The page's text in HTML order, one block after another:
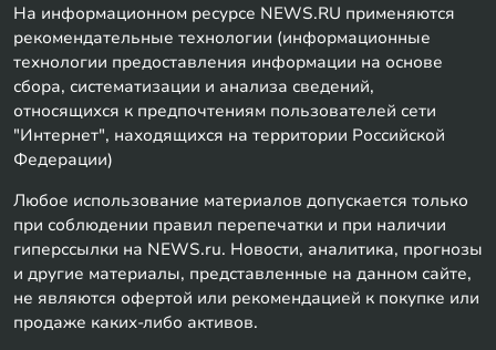
На информационном ресурсе NEWS.RU применяются
рекомендательные технологии (информационные
технологии предоставления информации на основе
сбора, систематизации и анализа сведений,
относящихся к предпочтениям пользователей сети
"Интернет", находящихся на территории Российской
Федерации)
Любое использование материалов допускается только
при соблюдении правил перепечатки и при наличии
гиперссылки на NEWS.ru. Новости, аналитика, прогнозы
и другие материалы, представленные на данном сайте,
не являются офертой или рекомендацией к покупке или
продаже каких-либо активов.